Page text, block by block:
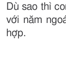
Dù sao thì
với năm
hợp.